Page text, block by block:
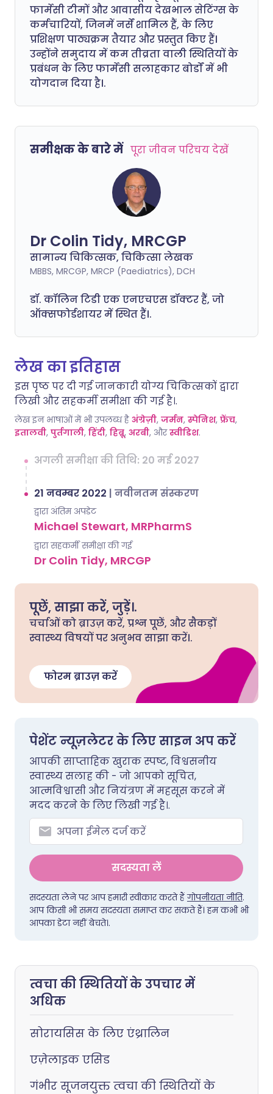
फार्मेसी टीमों और आवासीय देखभाल सेटिंग्स के
कर्मचारियों, जिनमें नर्सें शामिल हैं, के लिए
प्रशिक्षण पाठ्यक्रम तैयार और प्रस्तुत किए हैं।
उन्होंने समुदाय में कम तीव्रता वाली स्थितियों के
प्रबंधन के लिए फार्मेसी सलाहकार बोर्डों में भी
योगदान दिया है।.
समीक्षक के बारे में पूरा जीवन परिचय देखें
Dr Colin Tidy, MRCGP
सामान्य चिकित्सक, चिकित्सा लेखक
MBBS, MRCGP, MRCP (Paediatrics), DCH
डॉ. कॉलिन टिडी एक एनएचएस डॉक्टर हैं, जो
ऑक्सफोर्डशायर में स्थित हैं।.
लेख का इतिहास
इस पृष्ठ पर दी गई जानकारी योग्य चिकित्सकों द्वारा
लिखी और सहकर्मी समीक्षा की गई है।.
लेख इन भाषाओं में भी उपलब्ध है अंग्रेज़ी, जर्मन, स्पेनिश, फ्रेंच,
इतालवी, पुर्तगाली, हिंदी, हिब्रू, अरबी, औरस्वीडिश.
अगली समीक्षा की तिथि: 20 मई 2027
21 नवम्बर 2022 | नवीनतम संस्करण
द्वारा अंतिम अपडेट
Michael Stewart, MRPharmS
द्वारा सहकर्मी समीक्षा की गई
Dr Colin Tidy, MRCGP
पूछें, साझा करें, जुड़ें।.
चर्चाओं को ब्राउज़ करें, प्रश्न पूछें, और सैकड़ों
स्वास्थ्य विषयों पर अनुभव साझा करें।.
फोरम ब्राउज़ करें
पेशेंट न्यूज़लेटर के लिए साइन अप करें
आपकी साप्ताहिक खुराक स्पष्ट, विश्वसनीय
स्वास्थ्य सलाह की - जो आपको सूचित,
आत्मविश्वासी और नियंत्रण में महसूस करने में
मदद करने के लिए लिखी गई है।.
सदस्यता लें
सदस्यता लेने पर आप हमारी स्वीकार करते हैंगोपनीयता नीति.
आप किसी भी समय सदस्यता समाप्त कर सकते हैं। हम कभी भी
आपका डेटा नहीं बेचते।.
त्वचा की स्थितियों के उपचार में
अधिक
सोरायसिस के लिए एंथ्रालिन
एज़ेलाइक एसिड
गंभीर सूजनयुक्त त्वचा की स्थितियों के